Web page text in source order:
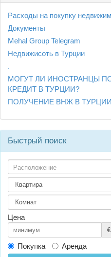
Расходы на покупку
Документы
Mehal Group Telegram
Недвижисоть в Турции
.
МОГУТ ЛИ ИНОСТРАНЦЫ
КРЕДИТ В ТУРЦИИ?
ПОЛУЧЕНИЕ ВНЖ В
Быстрый поиск
Расположение
Цена
€
Покупка
Аренда